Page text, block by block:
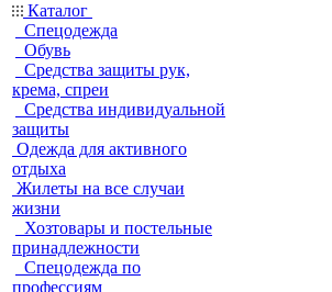
Каталог
Спецодежда
Обувь
Средства защиты рук,
крема, спреи
Средства индивидуальной
защиты
Одежда для активного
отдыха
Жилеты на все случаи
жизни
Хозтовары и постельные
принадлежности
Спецодежда по
профессиям